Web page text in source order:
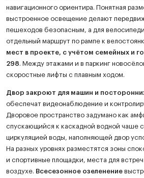
навигационного ориентира. Понятная
выстроенное освещение делают
пешеходов безопасным, а для
отдельный маршрут по рампе к
мест в проекте, с учётом семейных и
298 . Между этажами и в паркинг
скоростные лифты с плавным ходом.
Двор закроют для машин и
обеспечат видеонаблюдение и
Дворовое пространство задумано как
спускающийся к каскадной водной чаше
циркуляцией воды, наполняющей двор
На разных уровнях разместятся зоны
и спортивные площадки, места для
воздухе. Всесезонное озеленение